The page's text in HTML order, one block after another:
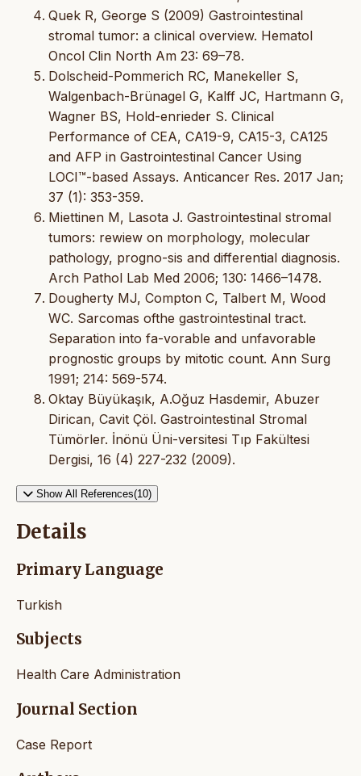
Quek R, George S (2009) Gastrointestinal
stromal tumor: a clinical overview. Hematol
Oncol Clin North Am 23: 69–78.
Dolscheid-Pommerich RC, Manekeller S,
Walgenbach-Brünagel G, Kalff JC, Hartmann G,
Wagner BS, Hold-enrieder S. Clinical
Performance of CEA, CA19-9, CA15-3, CA125
and AFP in Gastrointestinal Cancer Using
LOCI™-based Assays. Anticancer Res. 2017 Jan;
37 (1): 353-359.
Miettinen M, Lasota J. Gastrointestinal stromal
tumors: rewiew on morphology, molecular
pathology, progno-sis and differential diagnosis.
Arch Pathol Lab Med 2006; 130: 1466–1478.
Dougherty MJ, Compton C, Talbert M, Wood
WC. Sarcomas ofthe gastrointestinal tract.
Separation into fa-vorable and unfavorable
prognostic groups by mitotic count. Ann Surg
1991; 214: 569-574.
Oktay Büyükaşık, A.Oğuz Hasdemir, Abuzer
Dirican, Cavit Çöl. Gastrointestinal Stromal
Tümörler. İnönü Üni-versitesi Tıp Fakültesi
Dergisi, 16 (4) 227-232 (2009).
Show All References(10)
Details
Primary Language
Turkish
Subjects
Health Care Administration
Journal Section
Case Report